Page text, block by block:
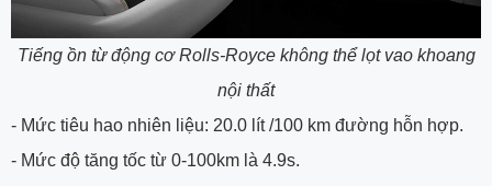
Tiếng ồn từ động cơ Rolls-Royce không thể lọt vao khoang
nội thất
- Mức tiêu hao nhiên liệu: 20.0 lít /100 km đường hỗn hợp.
- Mức độ tăng tốc từ 0-100km là 4.9s.